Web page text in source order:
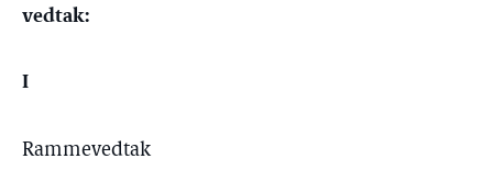
vedtak:
I
Rammevedtak